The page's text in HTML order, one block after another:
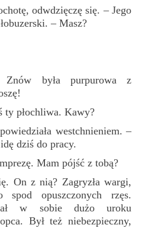
odwdzięczę się. – Jego
– Masz?
była purpurowa z
ty płochliwa. Kawy?
westchnieniem. –
dziś do pracy.
Mam pójść z tobą?
On z nią? Zagryzła wargi,
spod opuszczonych rzęs.
w sobie dużo uroku
Był też niebezpieczny,